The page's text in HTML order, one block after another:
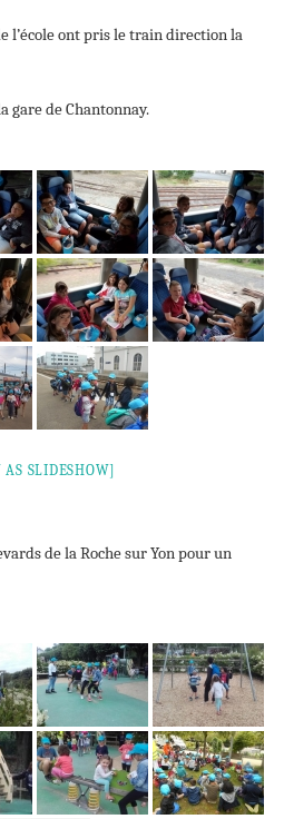
l’école ont pris le train direction la
gare de Chantonnay.
AS SLIDESHOW]
de la Roche sur Yon pour un